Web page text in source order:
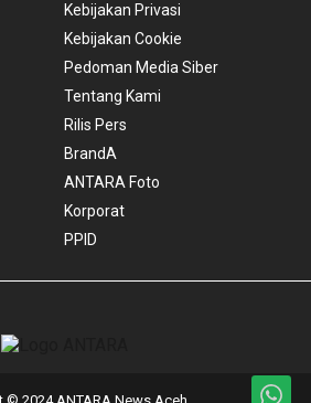
Kebijakan Privasi
Kebijakan Cookie
Pedoman Media Siber
Tentang Kami
Rilis Pers
BrandA
ANTARA Foto
Korporat
PPID